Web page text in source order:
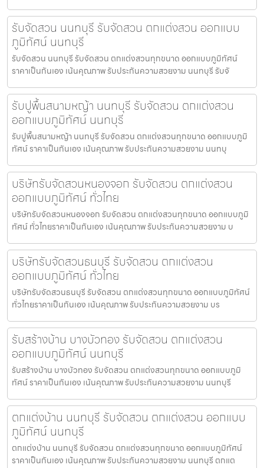
รับจัดสวน นนทบุรี รับจัดสวน ตกแต่งสวน ออกแบบ
ภูมิทัศน์ นนทบุรี
รับจัดสวน นนทบุรี รับจัดสวน ตกแต่งสวนทุกขนาด ออกแบบภูมิทัศน์
ราคาเป็นกันเอง เน้นคุณภาพ รับประกันความสวยงาม นนทบุรี รับจั
รับปูพื้นสนามหญ้า นนทบุรี รับจัดสวน ตกแต่งสวน
ออกแบบภูมิทัศน์ นนทบุรี
รับปูพื้นสนามหญ้า นนทบุรี รับจัดสวน ตกแต่งสวนทุกขนาด ออกแบบภูมิ
ทัศน์ ราคาเป็นกันเอง เน้นคุณภาพ รับประกันความสวยงาม นนทบุ
บริษัทรับจัดสวนหนองจอก รับจัดสวน ตกแต่งสวน
ออกแบบภูมิทัศน์ ทั่วไทย
บริษัทรับจัดสวนหนองจอก รับจัดสวน ตกแต่งสวนทุกขนาด ออกแบบภูมิ
ทัศน์ ทั่วไทยราคาเป็นกันเอง เน้นคุณภาพ รับประกันความสวยงาม บ
บริษัทรับจัดสวนธนบุรี รับจัดสวน ตกแต่งสวน
ออกแบบภูมิทัศน์ ทั่วไทย
บริษัทรับจัดสวนธนบุรี รับจัดสวน ตกแต่งสวนทุกขนาด ออกแบบภูมิทัศน์
ทั่วไทยราคาเป็นกันเอง เน้นคุณภาพ รับประกันความสวยงาม บร
รับสร้างบ้าน บางบัวทอง รับจัดสวน ตกแต่งสวน
ออกแบบภูมิทัศน์ นนทบุรี
รับสร้างบ้าน บางบัวทอง รับจัดสวน ตกแต่งสวนทุกขนาด ออกแบบภูมิ
ทัศน์ ราคาเป็นกันเอง เน้นคุณภาพ รับประกันความสวยงาม นนทบุรี
ตกแต่งบ้าน นนทบุรี รับจัดสวน ตกแต่งสวน ออกแบบ
ภูมิทัศน์ นนทบุรี
ตกแต่งบ้าน นนทบุรี รับจัดสวน ตกแต่งสวนทุกขนาด ออกแบบภูมิทัศน์
ราคาเป็นกันเอง เน้นคุณภาพ รับประกันความสวยงาม นนทบุรี ตกแต